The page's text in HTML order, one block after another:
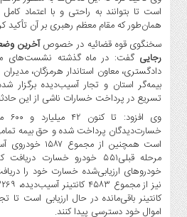
است تا بتوانند به راحتی و با اعتماد
همان‌طور که مقام معظم رهبری بر آن تأکید
سخنگوی قوه قضائیه در خصوصآخرین
رجاییگفت: در ماه گذشته نشست‌های
دادگستری، معاون استاندار هرمزگان،
بیمه‌گر استان و تجار آسیب‌دیده
تسریع در پرداخت خسارات ناشی از این
است همچنین از
مرحله قبلی۵۵۱ خودرو خسارت
خودروهای ارزیابی‌شده خسارت خود را
کانتینر باقی‌مانده در حال ارزیابی است تا
اموال خود دسترسی پیدا کنند.